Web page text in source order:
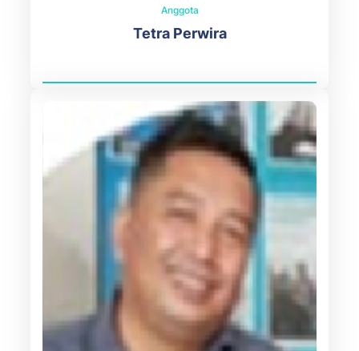
Anggota
Tetra Perwira